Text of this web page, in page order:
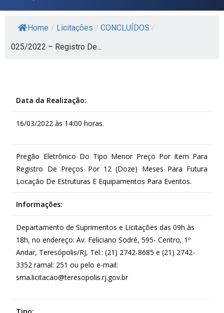
Home / Licitações / CONCLUÍDOS /
025/2022 – Registro De...
Data da Realização:
16/03/2022 às 14:00 horas.
Pregão Eletrônico Do Tipo Menor Preço Por Item Para
Registro De Preços Por 12 (Doze) Meses Para Futura
Locação De Estruturas E Equipamentos Para Eventos.
Informações:
Departamento de Suprimentos e Licitações das 09h às
18h, no endereço: Av. Feliciano Sodré, 595- Centro, 1º
Andar, Teresópolis/RJ, Tel.: (21) 2742-8685 e (21) 2742-
3352 ramal: 251 ou pelo e-mail:
sma.licitacao@teresopolis.rj.gov.br